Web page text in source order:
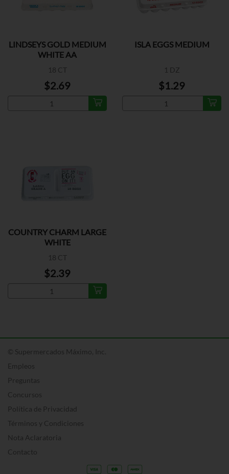
LINDSEYS GOLD MEDIUM
WHITE AA
18 CT
$2.69
ISLA EGGS MEDIUM
1 DZ
$1.29
COUNTRY CHARM LARGE
WHITE
18 CT
$2.39
© Supermercados Máximo, Inc.
Empleos
Preguntas
Concursos
Política de Privacidad
Términos y Condiciones
Nota Aclaratoria
Contacto